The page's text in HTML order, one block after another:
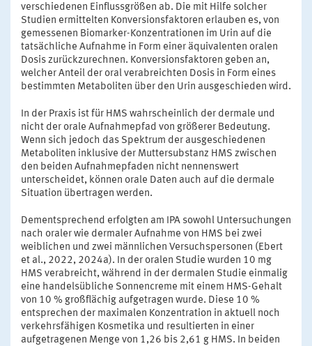
verschiedenen Einflussgrößen ab. Die mit Hilfe solcher
Studien ermittelten Konversionsfaktoren erlauben es, von
gemessenen Biomarker-Konzentrationen im Urin auf die
tatsächliche Aufnahme in Form einer äquivalenten oralen
Dosis zurückzurechnen. Konversionsfaktoren geben an,
welcher Anteil der oral verabreichten Dosis in Form eines
bestimmten Metaboliten über den Urin ausgeschieden wird.
In der Praxis ist für HMS wahrscheinlich der dermale und
nicht der orale Aufnahmepfad von größerer Bedeutung.
Wenn sich jedoch das Spektrum der ausgeschiedenen
Metaboliten inklusive der Muttersubstanz HMS zwischen
den beiden Aufnahmepfaden nicht nennenswert
unterscheidet, können orale Daten auch auf die dermale
Situation übertragen werden.
Dementsprechend erfolgten am IPA sowohl Untersuchungen
nach oraler wie dermaler Aufnahme von HMS bei zwei
weiblichen und zwei männlichen Versuchspersonen (Ebert
et al., 2022, 2024a). In der oralen Studie wurden 10 mg
HMS verabreicht, während in der dermalen Studie einmalig
eine handelsübliche Sonnencreme mit einem HMS-Gehalt
von 10 % großflächig aufgetragen wurde. Diese 10 %
entsprechen der maximalen Konzentration in aktuell noch
verkehrsfähigen Kosmetika und resultierten in einer
aufgetragenen Menge von 1,26 bis 2,61 g HMS. In beiden